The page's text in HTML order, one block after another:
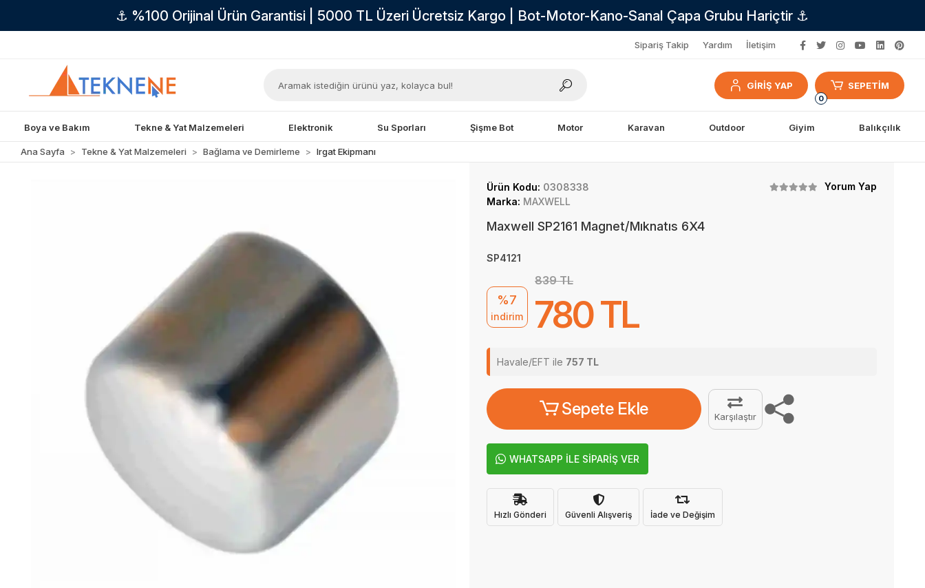
⚓ %100 Orijinal Ürün Garantisi | 5000 TL Üzeri Ücretsiz Kargo | Bot-Motor-Kano-Sanal Çapa Grubu Hariçtir ⚓
Sipariş Takip Yardım İletişim
GİRİŞ YAP
0
SEPETİM
Boya ve Bakım Tekne & Yat Malzemeleri Elektronik Su Sporları Şişme Bot Motor Karavan Outdoor Giyim Balıkçılık
Ana Sayfa Tekne & Yat Malzemeleri Bağlama ve Demirleme Irgat Ekipmanı
Ürün Kodu: 0308338
Yorum Yap
Marka: MAXWELL
Maxwell SP2161 Magnet/Mıknatıs 6X4
SP4121
%7
indirim
839 TL
780 TL
Havale/EFT ile 757 TL
Sepete Ekle Karşılaştır
WHATSAPP İLE SİPARİŞ VER
Hızlı Gönderi Güvenli Alışveriş İade ve Değişim